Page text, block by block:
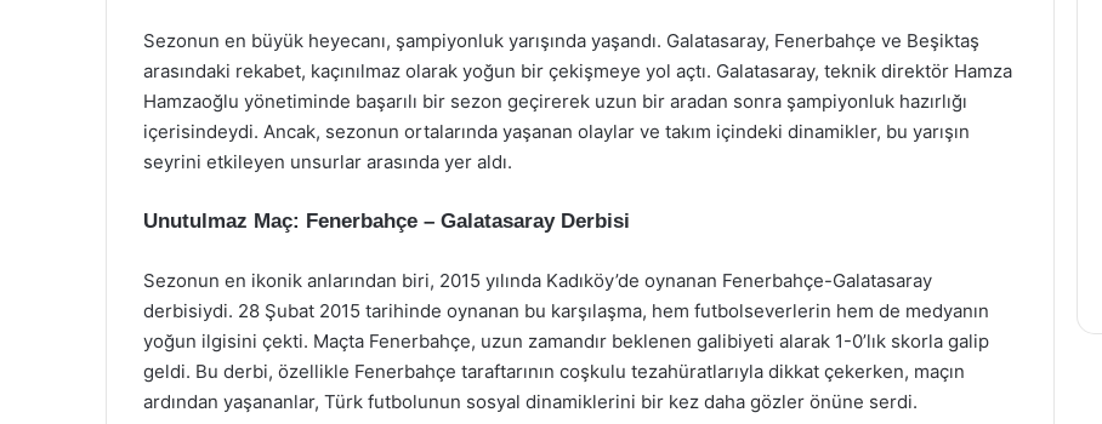
Sezonun en büyük heyecanı, şampiyonluk yarışında yaşandı. Galatasaray, Fenerbahçe ve Beşiktaş
arasındaki rekabet, kaçınılmaz olarak yoğun bir çekişmeye yol açtı. Galatasaray, teknik direktör Hamza
Hamzaoğlu yönetiminde başarılı bir sezon geçirerek uzun bir aradan sonra şampiyonluk hazırlığı
içerisindeydi. Ancak, sezonun ortalarında yaşanan olaylar ve takım içindeki dinamikler, bu yarışın
seyrini etkileyen unsurlar arasında yer aldı.
Unutulmaz Maç: Fenerbahçe – Galatasaray Derbisi
Sezonun en ikonik anlarından biri, 2015 yılında Kadıköy’de oynanan Fenerbahçe-Galatasaray
derbisiydi. 28 Şubat 2015 tarihinde oynanan bu karşılaşma, hem futbolseverlerin hem de medyanın
yoğun ilgisini çekti. Maçta Fenerbahçe, uzun zamandır beklenen galibiyeti alarak 1-0’lık skorla galip
geldi. Bu derbi, özellikle Fenerbahçe taraftarının coşkulu tezahüratlarıyla dikkat çekerken, maçın
ardından yaşananlar, Türk futbolunun sosyal dinamiklerini bir kez daha gözler önüne serdi.